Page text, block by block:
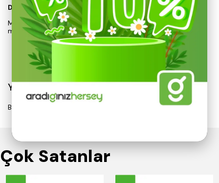
Dayanıklılık ve Güvenilirlik
Max-Extra’nın 12 LT havalı gres pompası, dayanıklı
malzemelerden üretilmiştir ve uzun öm
Devamını Göster
Yorumlar
Bu ürün için henüz yorum yapılmamış.
Çok Satanlar